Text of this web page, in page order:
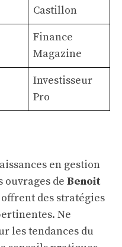
Castillon
Finance
Magazine
Investisseur
Pro
en gestion
de Benoit
des stratégies
Ne
les tendances du